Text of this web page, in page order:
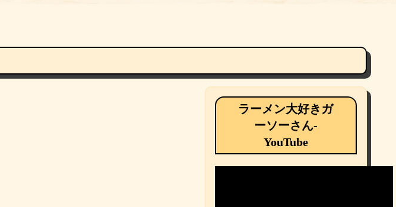
ラーメン大好きガ
ーソーさん-
YouTube